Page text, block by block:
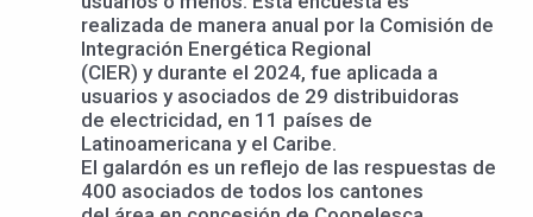
realizada de manera anual por la Comisión de
Integración Energética Regional
(CIER) y durante el 2024, fue aplicada a
usuarios y asociados de 29 distribuidoras
de electricidad, en 11 países de
Latinoamericana y el Caribe.
El galardón es un reflejo de las respuestas de
400 asociados de todos los cantones